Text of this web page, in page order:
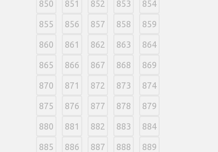
850 851 852 853 854
855 856 857 858 859
860 861 862 863 864
865 866 867 868 869
870 871 872 873 874
875 876 877 878 879
880 881 882 883 884
885 886 887 888 889